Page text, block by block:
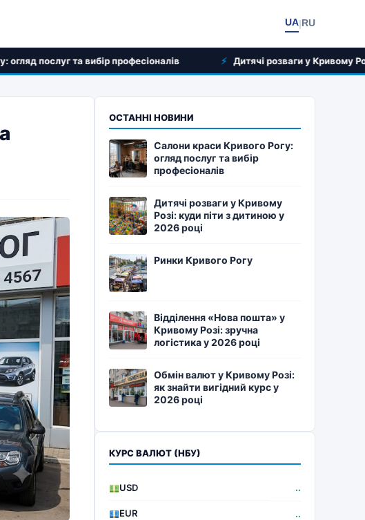
UA|RU
та вибір професіоналів Дитячі розваги у Кривому Розі: куди
ОСТАННІ НОВИНИ
Салони краси Кривого Рогу:
огляд послуг та вибір
професіоналів
Дитячі розваги у Кривому
Розі: куди піти з дитиною у
2026 році
Ринки Кривого Рогу
Відділення «Нова пошта» у
Кривому Розі: зручна
логістика у 2026 році
Обмін валют у Кривому Розі:
як знайти вигідний курс у
2026 році
КУРС ВАЛЮТ (НБУ)
USD ..
EUR ..